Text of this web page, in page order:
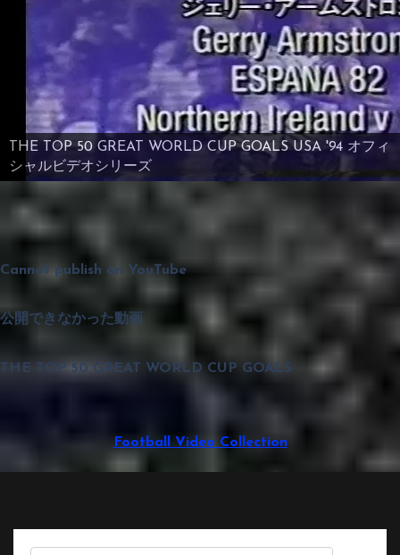
THE TOP 50 GREAT WORLD CUP GOALS USA '94 オフィ
シャルビデオシリーズ
Cannot publish on YouTube
公開できなかった動画
THE TOP 50 GREAT WORLD CUP GOALS
Football Video Collection